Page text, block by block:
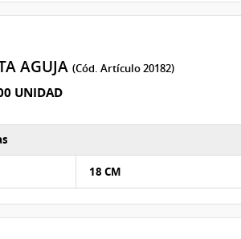
AGUJA (Cód. Artículo 20182)
UNIDAD
18 CM